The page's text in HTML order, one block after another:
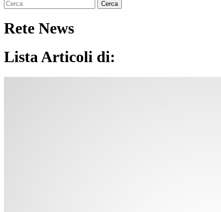
Rete News
Lista Articoli di: